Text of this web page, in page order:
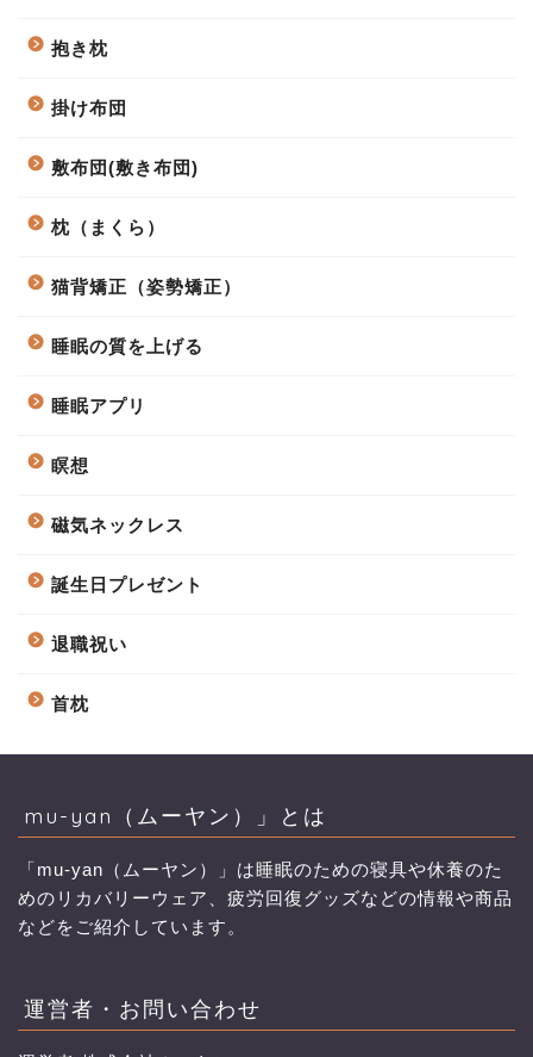
抱き枕
掛け布団
敷布団(敷き布団)
枕（まくら）
猫背矯正（姿勢矯正）
睡眠の質を上げる
睡眠アプリ
瞑想
磁気ネックレス
誕生日プレゼント
退職祝い
首枕
mu-yan（ムーヤン）」とは
「mu-yan（ムーヤン）」は睡眠のための寝具や休養のた
めのリカバリーウェア、疲労回復グッズなどの情報や商品
などをご紹介しています。
運営者・お問い合わせ